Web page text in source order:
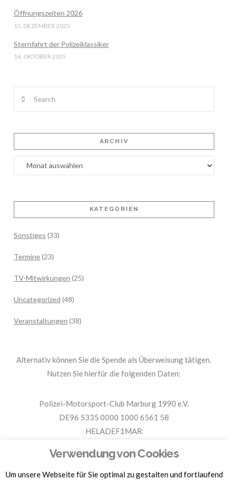
Öffnungszeiten 2026
15. DEZEMBER 2025
Sternfahrt der Polizeiklassiker
16. OKTOBER 2025
ARCHIV
Archiv
KATEGORIEN
Sonstiges (33)
Termine(23)
TV-Mitwirkungen (25)
Uncategorized (48)
Veranstaltungen (38)
Alternativ können Sie die Spende als Überweisung tätigen.
Nutzen Sie hierfür die folgenden Daten:
Polizei-Motorsport-Club Marburg 1990 e.V.
DE96 5335 0000 1000 6561 58
HELADEF1MAR
Für Spendenbescheinigungen, Sachspenden und weitere
Verwendung von Cookies
Um unsere Webseite für Sie optimal zu gestalten und fortlaufend